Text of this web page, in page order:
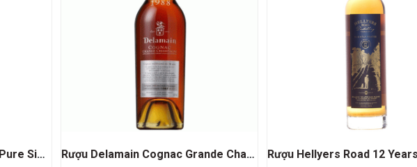
Rượu Rum Hampden Estate Pure Single Jamaican Rượu Delamain Cognac Grande Champagne XO Vintage 1988